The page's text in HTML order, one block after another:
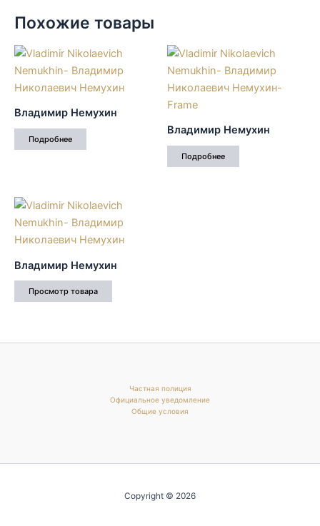
Похожие товары
Владимир Немухин
Подробнее
Владимир Немухин
Подробнее
Владимир Немухин
Просмотр товара
Частная полиция
Официальное уведомление
Общие условия
Copyright © 2026